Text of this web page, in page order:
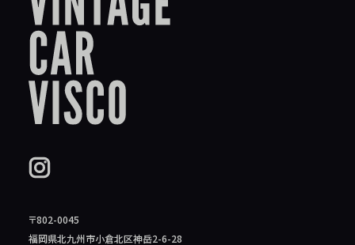
〒802-0045
福岡県北九州市小倉北区神岳2-6-28